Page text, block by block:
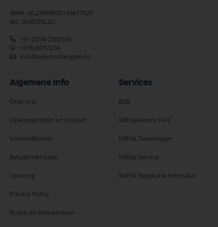
IBAN: NL21RABO0145617629
BIC: RABONL2U
+31 (0)74-2500199
+31630757204
info@selectrahengelo.nl
Algemene Info
Over ons
Openingstijden en contact
Verzendkosten
Betaalmethoden
Levering
Privacy Policy
Ruilen en Retourneren
Services
B2B
Nilfiskservice FAQ
Nilfisk Tekeningen
Nilfisk Service
Nilfisk Reparatie Formulier